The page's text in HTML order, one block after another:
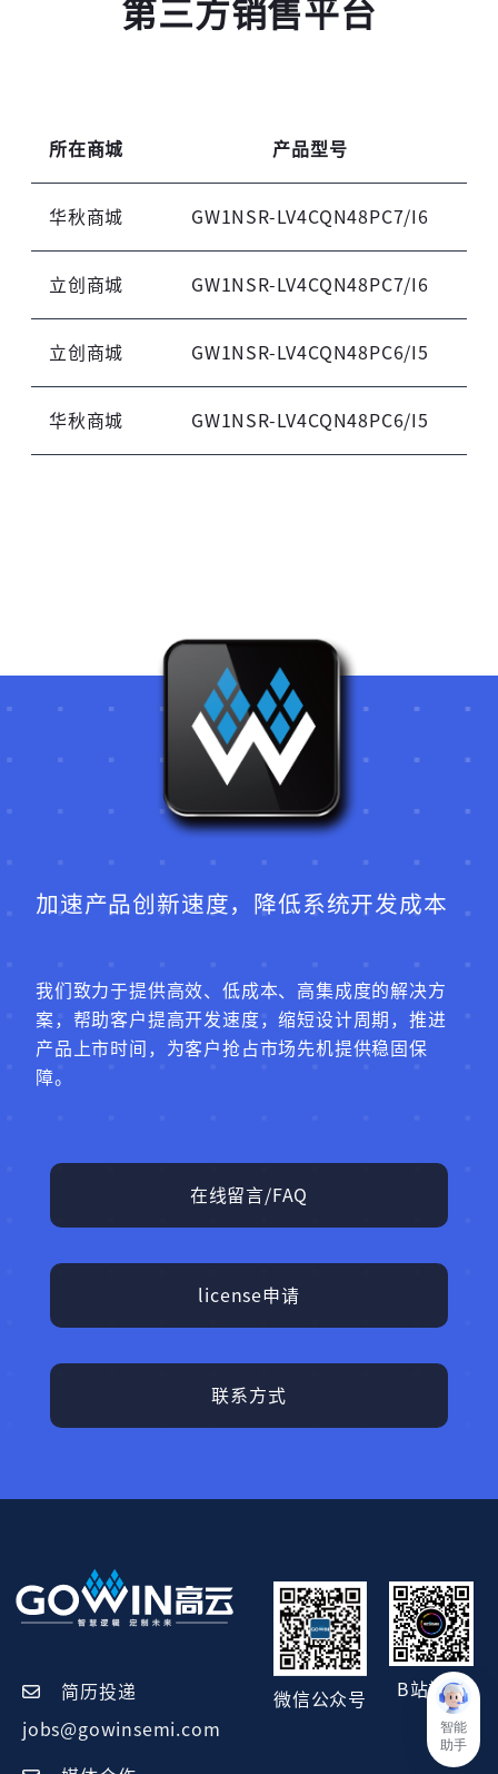
第三方销售平台
所在商城 产品型号
华秋商城 GW1NSR-LV4CQN48PC7/I6
立创商城 GW1NSR-LV4CQN48PC7/I6
立创商城 GW1NSR-LV4CQN48PC6/I5
华秋商城 GW1NSR-LV4CQN48PC6/I5
加速产品创新速度，降低系统开发成本
我们致力于提供高效、低成本、高集成度的解决方
案，帮助客户提高开发速度，缩短设计周期，推进
产品上市时间，为客户抢占市场先机提供稳固保
障。
在线留言/FAQ
license申请
联系方式
简历投递
jobs@gowinsemi.com
微信公众号
B站视频
智能
助手